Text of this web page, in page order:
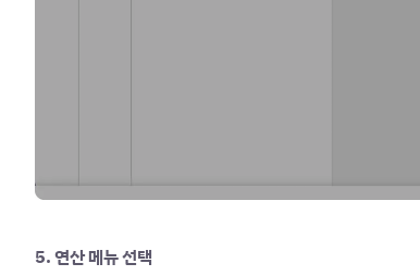
5. 연산 메뉴 선택